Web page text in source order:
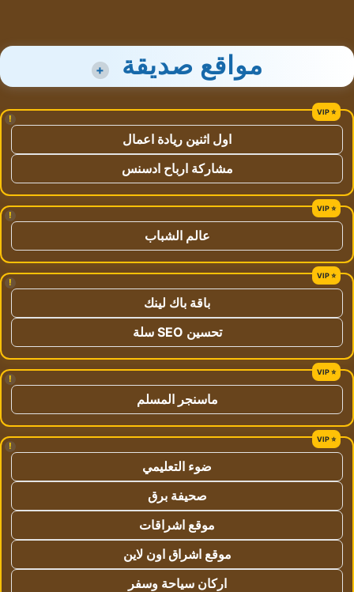
مواقع صديقة +
!
اول اثنين ريادة اعمال
مشاركة ارباح ادسنس
!
عالم الشباب
!
باقة باك لينك
تحسين SEO سلة
!
ماسنجر المسلم
!
ضوء التعليمي
صحيفة برق
موقع اشراقات
موقع اشراق اون لاين
اركان سياحة وسفر